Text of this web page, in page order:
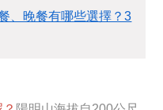
、晚餐有哪些選擇？3